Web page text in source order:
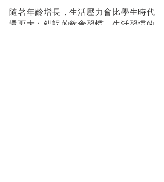
隨著年齡增長，生活壓力會比學生時代
還要大；錯誤的飲食習慣、生活習慣的